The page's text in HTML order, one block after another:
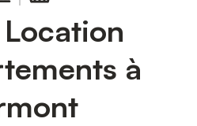
Location
à